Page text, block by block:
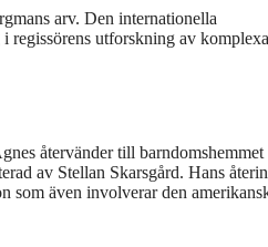
arv. Den internationella
regissörens utforskning av komplexa
återvänder till barndomshemmet
av Stellan Skarsgård. Hans
som även involverar den